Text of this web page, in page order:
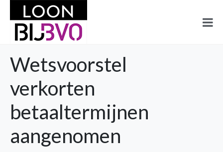
Wetsvoorstel
verkorten
betaaltermijnen
aangenomen